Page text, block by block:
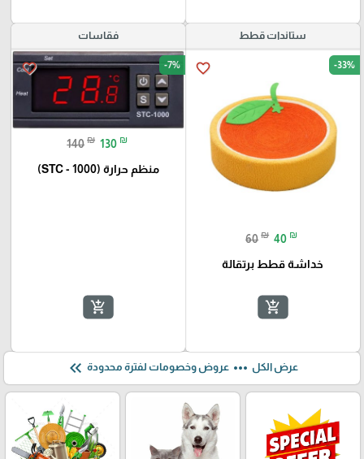
ستاندات قطط
favorite_border -33%
60 ₪ 40 ₪
خداشة قطط برتقالة
add_shopping_cart
فقاسات
favorite_border -7%
140 ₪ 130 ₪
منظم حرارة (STC - 1000)
add_shopping_cart
عرض الكل more_horiz عروض وخصومات لفترة محدودة keyboard_double_arrow_left